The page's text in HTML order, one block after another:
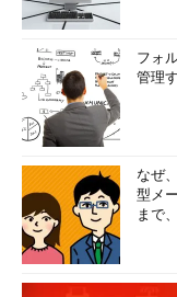
フォ
管理
なぜ
型メ
まで